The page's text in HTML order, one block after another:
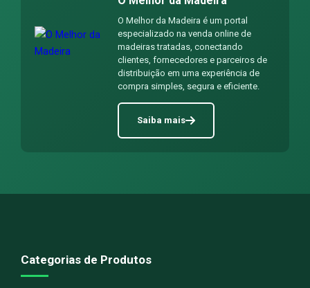
O Melhor da Madeira é um portal
especializado na venda online de
madeiras tratadas, conectando
clientes, fornecedores e parceiros de
distribuição em uma experiência de
compra simples, segura e eficiente.
Saiba mais
Categorias de Produtos